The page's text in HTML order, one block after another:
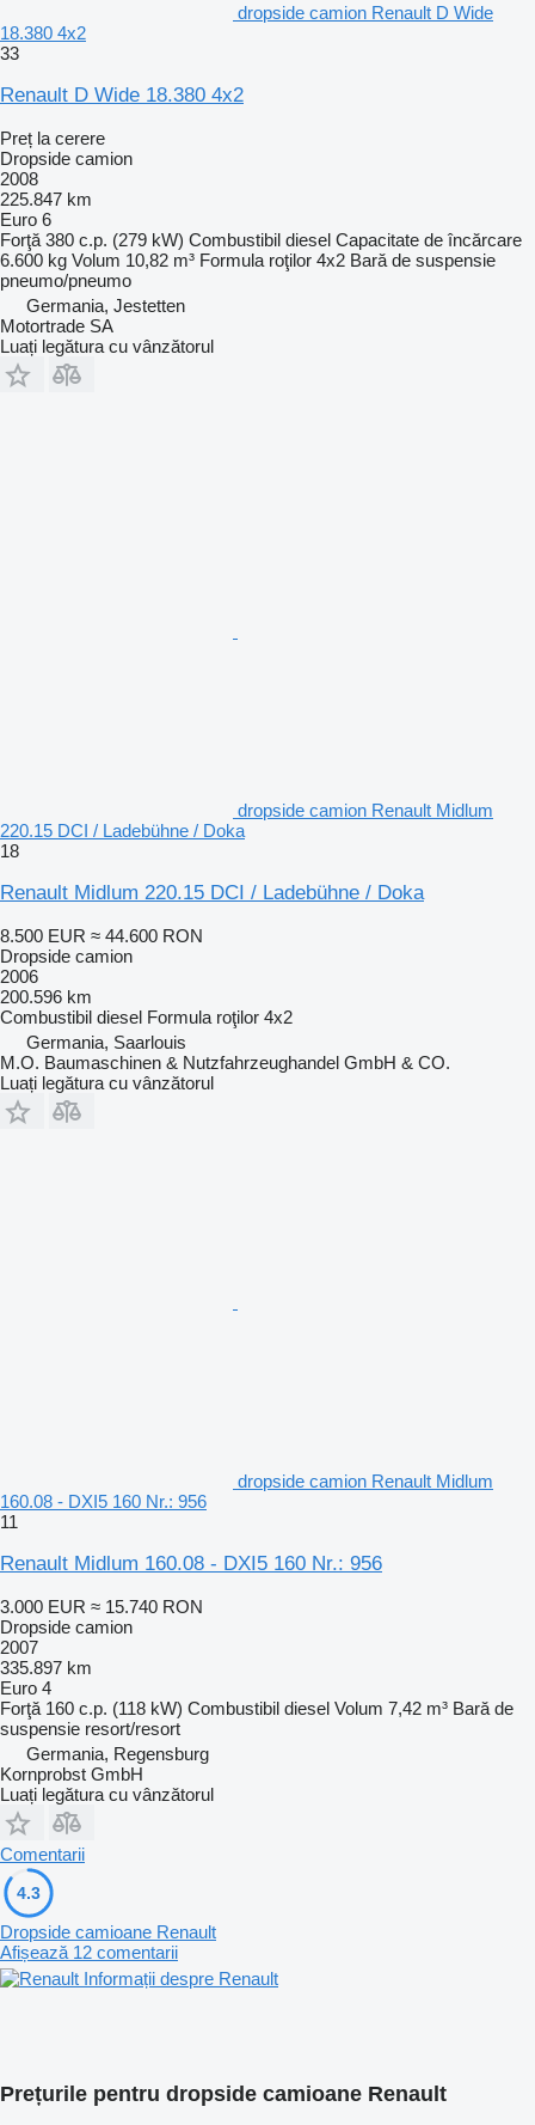
dropside camion Renault D Wide
18.380 4x2
33
Renault D Wide 18.380 4x2
Preț la cerere
Dropside camion
2008
225.847 km
Euro 6
Forţă 380 c.p. (279 kW) Combustibil diesel Capacitate de încărcare
6.600 kg Volum 10,82 m³ Formula roţilor 4x2 Bară de suspensie
pneumo/pneumo
Germania, Jestetten
Motortrade SA
Luați legătura cu vânzătorul
dropside camion Renault Midlum
220.15 DCI / Ladebühne / Doka
18
Renault Midlum 220.15 DCI / Ladebühne / Doka
8.500 EUR ≈ 44.600 RON
Dropside camion
2006
200.596 km
Combustibil diesel Formula roţilor 4x2
Germania, Saarlouis
M.O. Baumaschinen & Nutzfahrzeughandel GmbH & CO.
Luați legătura cu vânzătorul
dropside camion Renault Midlum
160.08 - DXI5 160 Nr.: 956
11
Renault Midlum 160.08 - DXI5 160 Nr.: 956
3.000 EUR ≈ 15.740 RON
Dropside camion
2007
335.897 km
Euro 4
Forţă 160 c.p. (118 kW) Combustibil diesel Volum 7,42 m³ Bară de
suspensie resort/resort
Germania, Regensburg
Kornprobst GmbH
Luați legătura cu vânzătorul
Comentarii
4.3
Dropside camioane Renault
Afișează 12 comentarii
Informații despre Renault
Prețurile pentru dropside camioane Renault